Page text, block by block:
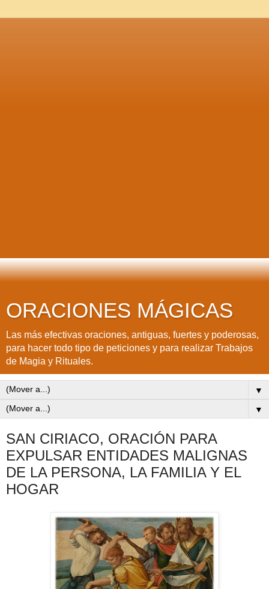
ORACIONES MÁGICAS
Las más efectivas oraciones, antiguas, fuertes y poderosas,
para hacer todo tipo de peticiones y para realizar Trabajos
de Magia y Rituales.
▼
▼
SAN CIRIACO, ORACIÓN PARA
EXPULSAR ENTIDADES MALIGNAS
DE LA PERSONA, LA FAMILIA Y EL
HOGAR